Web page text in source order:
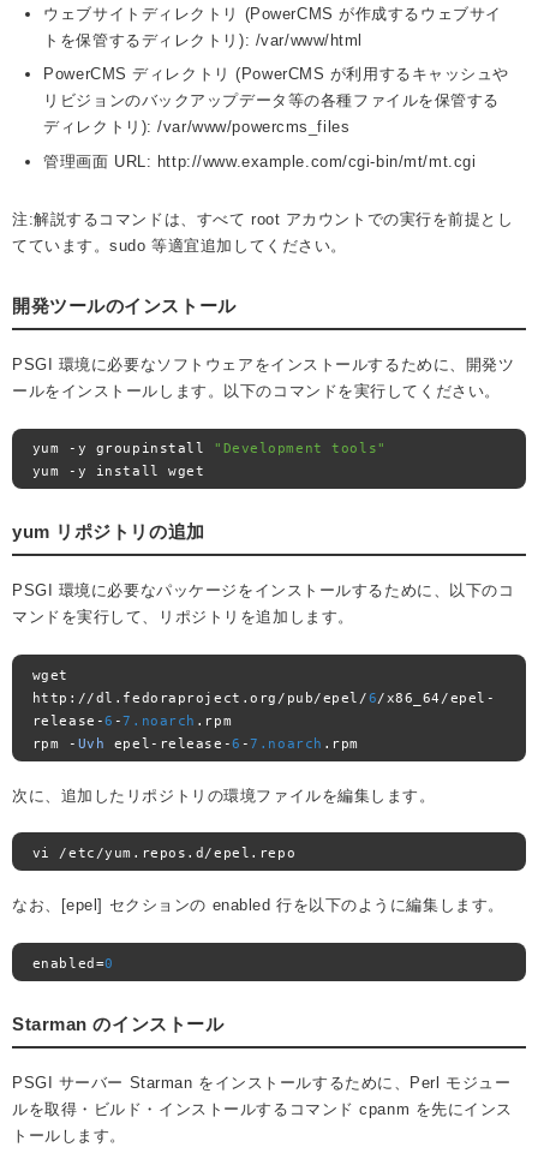
ウェブサイトディレクトリ (PowerCMS が作成するウェブサイ
トを保管するディレクトリ): /var/www/html
PowerCMS ディレクトリ (PowerCMS が利用するキャッシュや
リビジョンのバックアップデータ等の各種ファイルを保管する
ディレクトリ): /var/www/powercms_files
管理画面 URL: http://www.example.com/cgi-bin/mt/mt.cgi
注:解説するコマンドは、すべて root アカウントでの実行を前提とし
てています。sudo 等適宜追加してください。
開発ツールのインストール
PSGI 環境に必要なソフトウェアをインストールするために、開発ツ
ールをインストールします。以下のコマンドを実行してください。
yum - y groupinstall
"Development tools"
yum
- y install wget
yum リポジトリの追加
PSGI 環境に必要なパッケージをインストールするために、以下のコ
マンドを実行して、リポジトリを追加します。
wget
http ://dl . fedoraproject .org / pub/epel /6/ x86_64 /epel -
release -6 -7.noarch . rpm
rpm
- Uvh epel - release -6 -7.noarch . rpm
次に、追加したリポジトリの環境ファイルを編集します。
vi /etc /yum . repos . d /epel . repo
なお、[epel] セクションの enabled 行を以下のように編集します。
enabled =0
Starman のインストール
PSGI サーバー Starman をインストールするために、Perl モジュー
ルを取得・ビルド・インストールするコマンド cpanm を先にインス
トールします。